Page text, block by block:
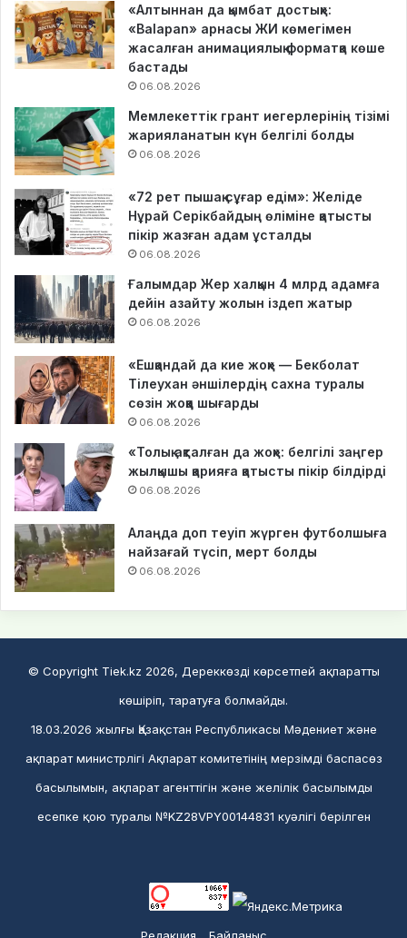
«Алтыннан да қымбат достық»:
«Balapan» арнасы ЖИ көмегімен
жасалған анимациялық форматқа көше
бастады
06.08.2026
Мемлекеттік грант иегерлерінің тізімі
жарияланатын күн белгілі болды
06.08.2026
«72 рет пышақ сұғар едім»: Желіде
Нұрай Серікбайдың өліміне қатысты
пікір жазған адам ұсталды
06.08.2026
Ғалымдар Жер халқын 4 млрд адамға
дейін азайту жолын іздеп жатыр
06.08.2026
«Ешқандай да кие жоқ» — Бекболат
Тілеухан әншілердің сахна туралы
сөзін жоққа шығарды
06.08.2026
«Толық ақталған да жоқ»: белгілі заңгер
жылқышы қарияға қатысты пікір білдірді
06.08.2026
Алаңда доп теуіп жүрген футболшыға
найзағай түсіп, мерт болды
06.08.2026
© Copyright Tiek.kz 2026, Дереккөзді көрсетпей ақпаратты
көшіріп, таратуға болмайды.
18.03.2026 жылғы Қазақстан Республикасы Мәдениет және
ақпарат министрлігі Ақпарат комитетінің мерзімді баспасөз
басылымын, ақпарат агенттігін және желілік басылымды
есепке қою туралы №KZ28VPY00144831 куәлігі берілген